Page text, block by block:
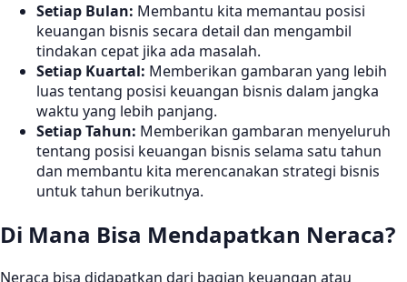
Setiap Bulan: Membantu kita memantau posisi
keuangan bisnis secara detail dan mengambil
tindakan cepat jika ada masalah.
Setiap Kuartal: Memberikan gambaran yang lebih
luas tentang posisi keuangan bisnis dalam jangka
waktu yang lebih panjang.
Setiap Tahun: Memberikan gambaran menyeluruh
tentang posisi keuangan bisnis selama satu tahun
dan membantu kita merencanakan strategi bisnis
untuk tahun berikutnya.
Di Mana Bisa Mendapatkan Neraca?
Neraca bisa didapatkan dari bagian keuangan atau